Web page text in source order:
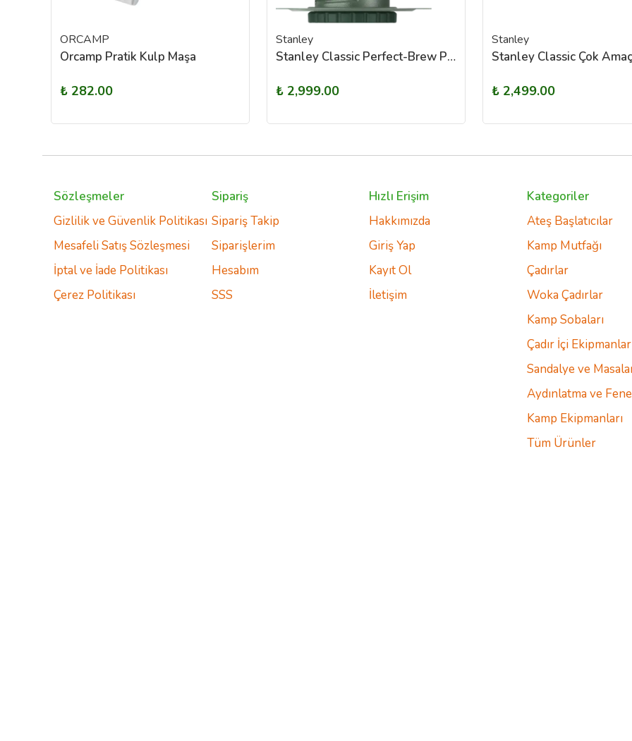
ORCAMP
Orcamp Pratik Kulp Maşa
₺ 282.00
Stanley
Stanley Classic Perfect-Brew Pour Over Kahve Demleyici Yeşil
₺ 2,999.00
Stanley
₺ 2,499.00
Sözleşmeler
Gizlilik ve Güvenlik Politikası
Mesafeli Satış Sözleşmesi
İptal ve İade Politikası
Çerez Politikası
Sipariş
Sipariş Takip
Siparişlerim
Hesabım
SSS
Hızlı Erişim
Hakkımızda
Giriş Yap
Kayıt Ol
İletişim
Kategoriler
Ateş Başlatıcılar
Kamp Mutfağı
Çadırlar
Woka Çadırlar
Kamp Sobaları
Çadır İçi Ekipmanlar
Sandalye ve
Aydınlatma ve
Kamp Ekipmanları
Tüm Ürünler